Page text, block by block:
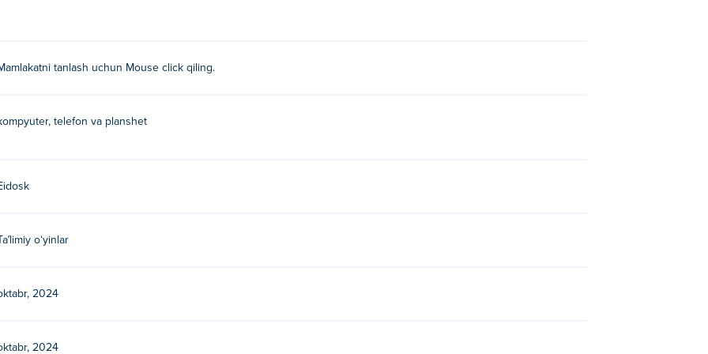
qayerda?
yaratilgan. Ularning boshqa o'yinlarini o'ynang Poki:
bepul o'ynashingiz mumkin.
tanlash uchun Mouse click qiling.
telefon va planshet
Taʼlimiy oʻyinlar
2024
2024